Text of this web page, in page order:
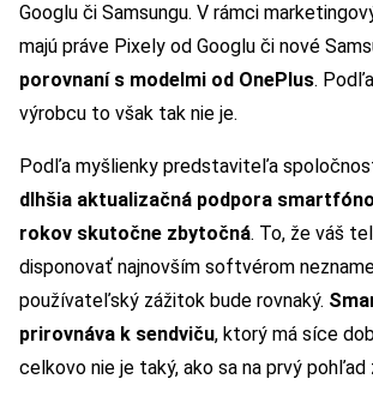
Googlu či Samsungu. V rámci
majú práve Pixely od Googlu či nové
porovnaní s modelmi od OnePlus.
výrobcu to však tak nie je.
Podľa myšlienky predstaviteľa
dlhšia aktualizačná podpora
rokov skutočne zbytočná. To, že váš
disponovať najnovším softvérom
používateľský zážitok bude rovnaký.
prirovnáva k sendviču, ktorý má síce
celkovo nie je taký, ako sa na prvý pohľad